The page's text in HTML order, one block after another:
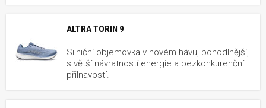
ALTRA TORIN 9
Silniční objemovka v novém hávu, pohodlnější,
s větší návratností energie a bezkonkurenční
přilnavostí.